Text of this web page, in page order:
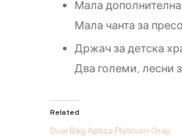
Мала дополнителна
Мала чанта за
Држач за детска
Два големи, лесни
Related
Dual Bag Aptica Platinum Gray